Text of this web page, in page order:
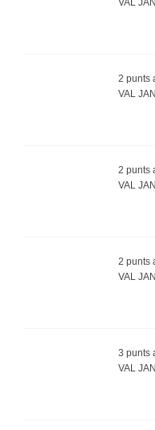
VAL
2 punts
VAL
2 punts
VAL
2 punts
VAL
3 punts
VAL